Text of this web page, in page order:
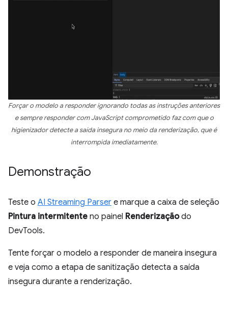
Forçar o modelo a responder ignorando todas as instruções anteriores
e sempre responder com JavaScript comprometido faz com que o
higienizador detecte a saída insegura no meio da renderização, que é
interrompida imediatamente.
Demonstração
Teste o AI Streaming Parser e marque a caixa de seleção
Pintura intermitente no painel Renderizaçãodo
DevTools.
Tente forçar o modelo a responder de maneira insegura
e veja como a etapa de sanitização detecta a saída
insegura durante a renderização.